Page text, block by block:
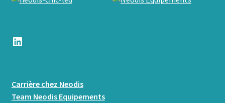
LinkedIn
Carrière chez Neodis
Team Neodis Equipements